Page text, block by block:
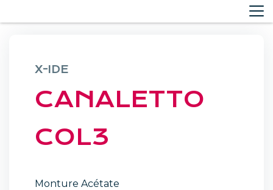
X-IDE
CANALETTO
COL3
Monture Acétate